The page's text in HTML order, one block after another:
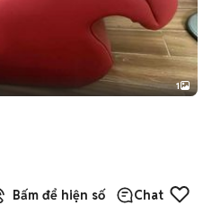
1
Bấm để hiện số Chat